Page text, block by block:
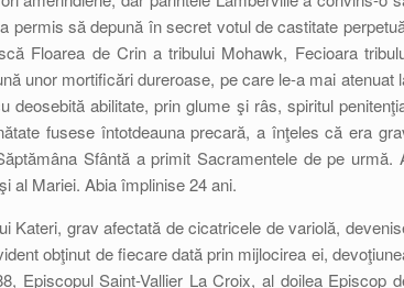
permis să depună în secret votul de castitate
Floarea de Crin a tribului Mohawk, Fecioara
unor mortificări dureroase, pe care le-a mai atenuat
abilitate, prin glume şi râs, spiritul
fusese întotdeauna precară, a înţeles că era
Sfântă a primit Sacramentele de pe urmă.
al Mariei. Abia împlinise 24 ani.
Kateri, grav afectată de cicatricele de variolă,
obţinut de fiecare dată prin mijlocirea ei,
Episcopul Saint-Vallier La Croix, al doilea Episcop